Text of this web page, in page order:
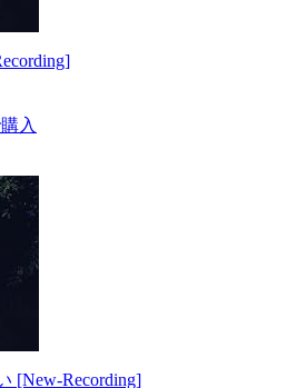
[New-Recording]